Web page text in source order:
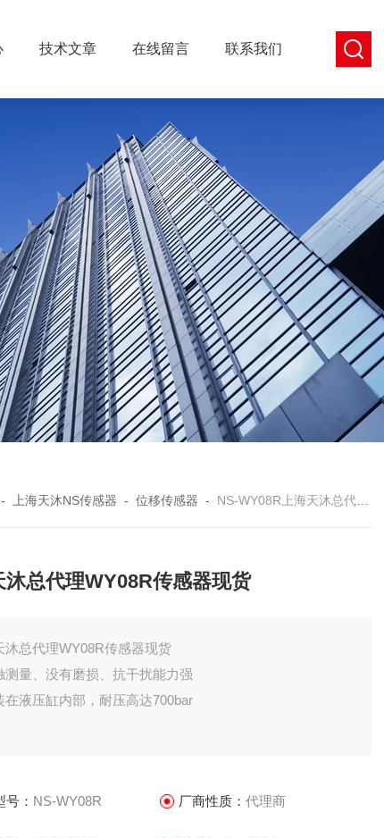
技术文章 在线留言 联系我们
- 上海天沐NS传感器 -位移传感器 - NS-WY08R上海天沐总代理WY08R传感器现货
沐总代理WY08R传感器现货
沐总代理WY08R传感器现货
测量、没有磨损、抗干扰能力强
在液压缸内部，耐压高达700bar
号： NS-WY08R 厂商性质： 代理商